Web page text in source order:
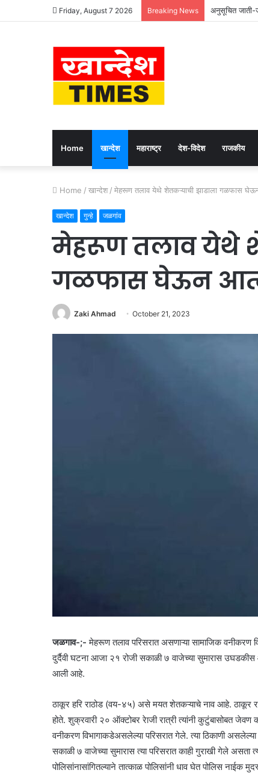
Friday, August 7 2026 Breaking News अनुसूचित जाती-
Home खान्देश महाराष्ट्र देश-विदेश राजकीय
Home / खान्देश / मेहरूण तलाव येथे शेतकऱ्याची झाडाला गळफास
खान्देश गुन्हे जळगांव
मेहरूण तलाव येथे
गळफास घेऊन
Zaki Ahmad October 21, 2023
जळगाव-;- मेहरूण तलाव परिसरात असणाऱ्या सामाजिक वनीकरण
दुर्दैवी घटना आजा २१ रोजी सकाळी ७ वाजेच्या सुमारास
आली आहे.
ठाकूर हरि राठोड (वय-४५) असे मयत शेतकऱ्याचे नाव आहे. ठाकूर
होते. शुक्रवारी २० ऑक्टोबर रेाजी रात्री त्यांनी कुटुंबासोबत
वनीकरण विभागाकडेअसलेल्या परिसरात गेले. त्या ठिकाणी
सकाळी ७ वाजेच्या सुमारास त्या परिसरात काही गुराखी गेले असता
पोलिसांनासांगितल्याने तात्काळ पोलिसांनी धाव घेत पोलिस नाईक